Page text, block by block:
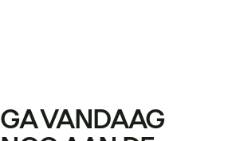
GA VANDAAG